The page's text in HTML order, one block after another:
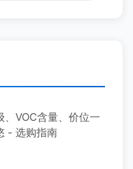
VOC含量、价位一
- 选购指南